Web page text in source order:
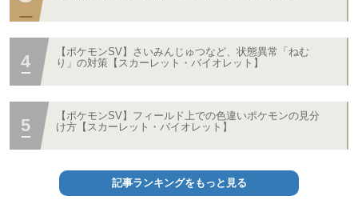
【ポケモンSV】さいみんじゅつなど、状態異常「ねむ
り」の対策【スカーレット・バイオレット】
【ポケモンSV】フィールド上での色違いポケモンの見分
け方【スカーレット・バイオレット】
記事ランキングをもっと見る